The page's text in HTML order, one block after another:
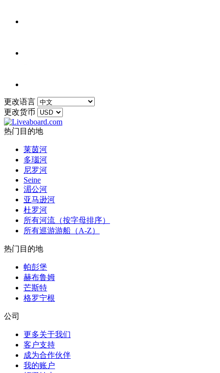
更改语言
更改货币
热门目的地
莱茵河
多瑙河
尼罗河
Seine
湄公河
亚马逊河
杜罗河
所有河流（按字母排序）
所有巡游游船（A-Z）
热门目的地
帕彭堡
赫布鲁姆
芒斯特
格罗宁根
公司
更多关于我们
客户支持
成为合作伙伴
我的账户